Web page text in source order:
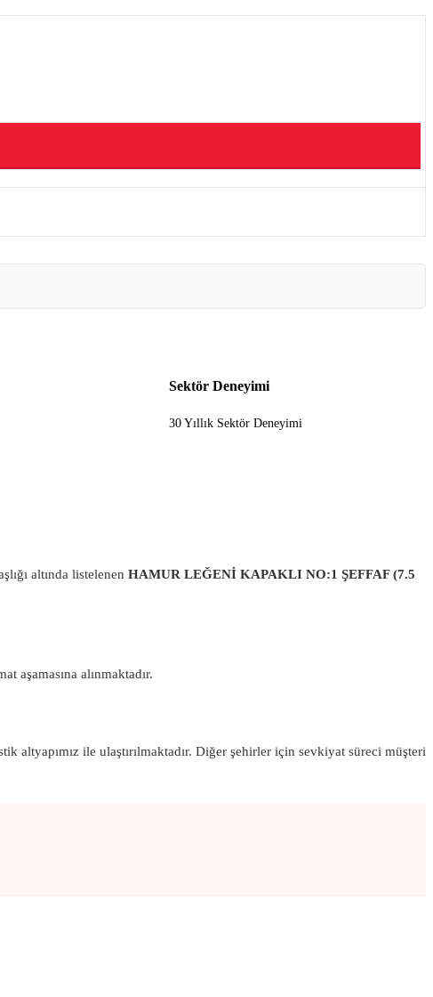
Sektör Deneyimi
30 Yıllık Sektör Deneyimi
altında listelenen HAMUR LEĞENİ KAPAKLI NO:1 ŞEFFAF (7.5
aşamasına alınmaktadır.
altyapımız ile ulaştırılmaktadır. Diğer şehirler için sevkiyat süreci müşteri